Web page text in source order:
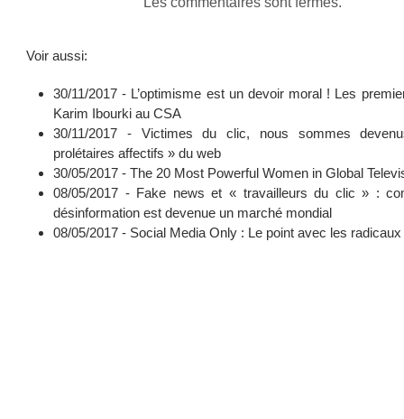
Voir aussi:
30/11/2017 - L’optimisme est un devoir moral ! Les
Karim Ibourki au CSA
30/11/2017 - Victimes du clic, nous sommes
prolétaires affectifs » du web
30/05/2017 - The 20 Most Powerful Women in Global
08/05/2017 - Fake news et « travailleurs du clic » :
désinformation est devenue un marché mondial
08/05/2017 - Social Media Only : Le point avec les radicaux